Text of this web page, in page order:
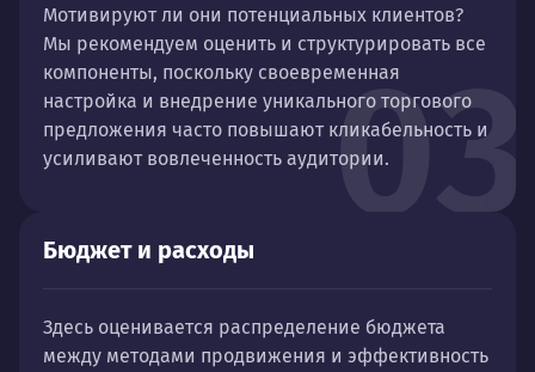
03
Мотивируют ли они потенциальных клиентов?
Мы рекомендуем оценить и структурировать все
компоненты, поскольку своевременная
настройка и внедрение уникального торгового
предложения часто повышают кликабельность и
усиливают вовлеченность аудитории.
Бюджет и расходы
Здесь оценивается распределение бюджета
между методами продвижения и эффективность